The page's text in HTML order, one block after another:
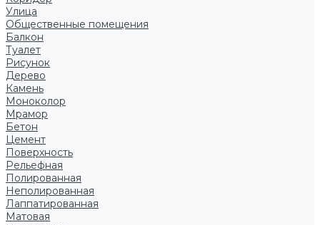
Улица
Общественные помещения
Балкон
Туалет
Рисунок
Дерево
Камень
Моноколор
Мрамор
Бетон
Цемент
Поверхность
Рельефная
Полированная
Неполированная
Лаппатированная
Матовая